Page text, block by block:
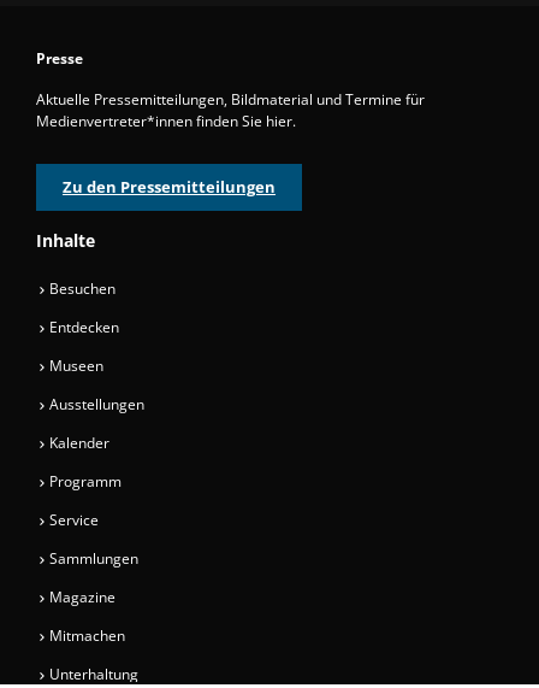
Presse
Aktuelle Pressemitteilungen, Bildmaterial und Termine für
Medienvertreter*innen finden Sie hier.
Zu den Pressemitteilungen
Inhalte
Besuchen
Entdecken
Museen
Ausstellungen
Kalender
Programm
Service
Sammlungen
Magazine
Mitmachen
Unterhaltung